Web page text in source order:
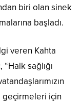
biri olan sinek
başladı.
veren Kahta
sağlığı
geçirmeleri için